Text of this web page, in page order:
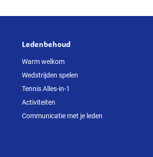
Ledenbehoud
Warm welkom
Wedstrijden spelen
Tennis Alles-in-1
Activiteiten
Communicatie met je leden